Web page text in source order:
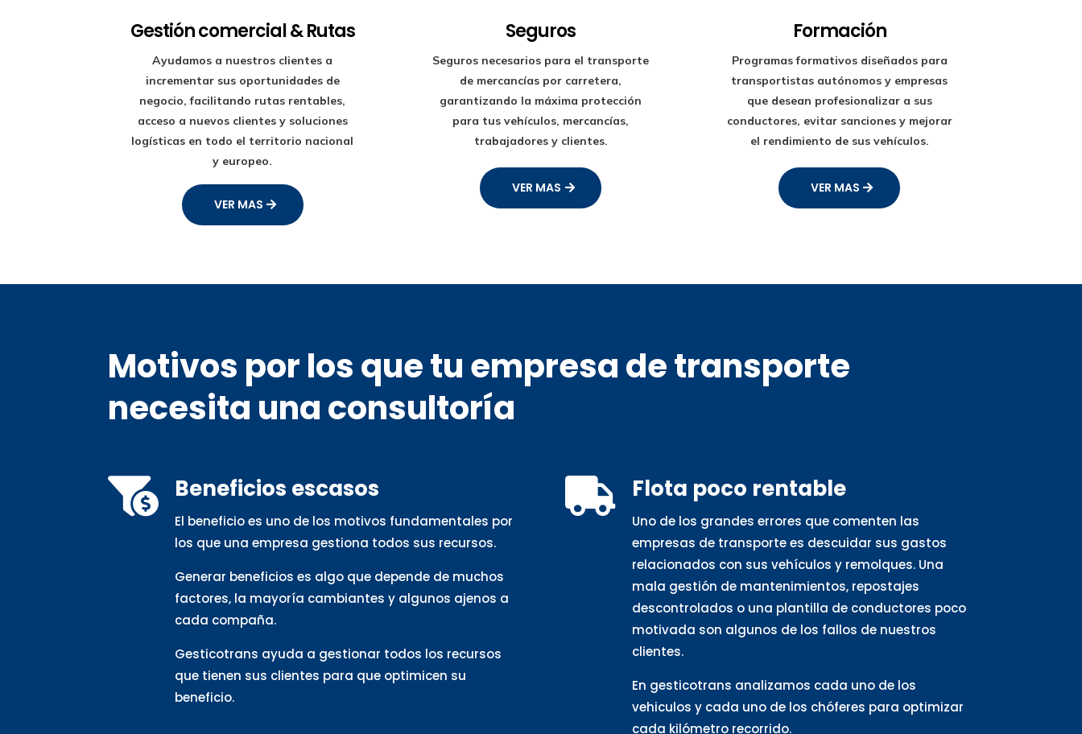
Gestión comercial & Rutas
Ayudamos a nuestros clientes a
incrementar sus oportunidades de
negocio, facilitando rutas rentables,
acceso a nuevos clientes y soluciones
logísticas en todo el territorio nacional
y europeo.
VER MAS
Seguros
Seguros necesarios para el transporte
de mercancías por carretera,
garantizando la máxima protección
para tus vehículos, mercancías,
trabajadores y clientes.
VER MAS
Formación
Programas formativos diseñados para
transportistas autónomos y empresas
que desean profesionalizar a sus
conductores, evitar sanciones y mejorar
el rendimiento de sus vehículos.
VER MAS
Motivos por los que tu empresa de transporte
necesita una consultoría
 Beneficios escasos
El beneficio es uno de los motivos fundamentales por
los que una empresa gestiona todos sus recursos.
Generar beneficios es algo que depende de muchos
factores, la mayoría cambiantes y algunos ajenos a
cada compaña.
Gesticotrans ayuda a gestionar todos los recursos
que tienen sus clientes para que optimicen su
beneficio.
 Flota poco rentable
Uno de los grandes errores que comenten las
empresas de transporte es descuidar sus gastos
relacionados con sus vehículos y remolques. Una
mala gestión de mantenimientos, repostajes
descontrolados o una plantilla de conductores poco
motivada son algunos de los fallos de nuestros
clientes.
En gesticotrans analizamos cada uno de los
vehiculos y cada uno de los chóferes para optimizar
cada kilómetro recorrido.